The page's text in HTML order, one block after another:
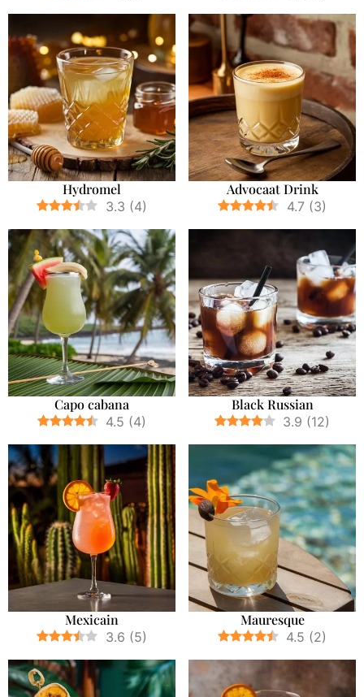
Hydromel
3.3 (4)
Advocaat Drink
4.7 (3)
Capo cabana
4.5 (4)
Black Russian
3.9 (12)
Mexicain
3.6 (5)
Mauresque
4.5 (2)